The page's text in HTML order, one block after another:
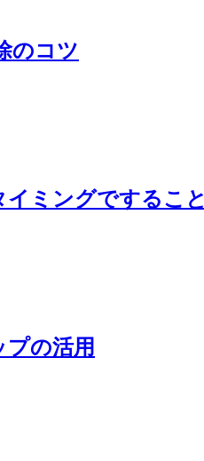
のコツ
ミングですること
の活用